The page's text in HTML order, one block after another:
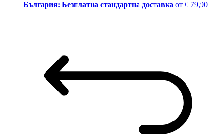
България: Безплатна стандартна доставка от € 79,90